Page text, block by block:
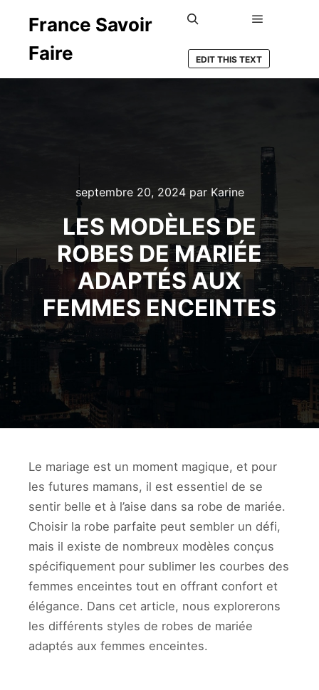
France Savoir
Faire
EDIT THIS TEXT
septembre 20, 2024par Karine
LES MODÈLES DE
ROBES DE MARIÉE
ADAPTÉS AUX
FEMMES ENCEINTES
Le mariage est un moment magique, et pour
les futures mamans, il est essentiel de se
sentir belle et à l’aise dans sa robe de mariée.
Choisir la robe parfaite peut sembler un défi,
mais il existe de nombreux modèles conçus
spécifiquement pour sublimer les courbes des
femmes enceintes tout en offrant confort et
élégance. Dans cet article, nous explorerons
les différents styles de robes de mariée
adaptés aux femmes enceintes.